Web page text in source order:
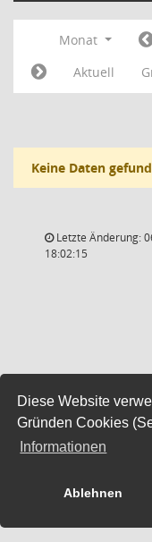
Diese Website
Gründen Cookies
Informationen
Ablehnen
Monat
Aktuell
Keine Daten
Letzte Änderung:
18:02:15